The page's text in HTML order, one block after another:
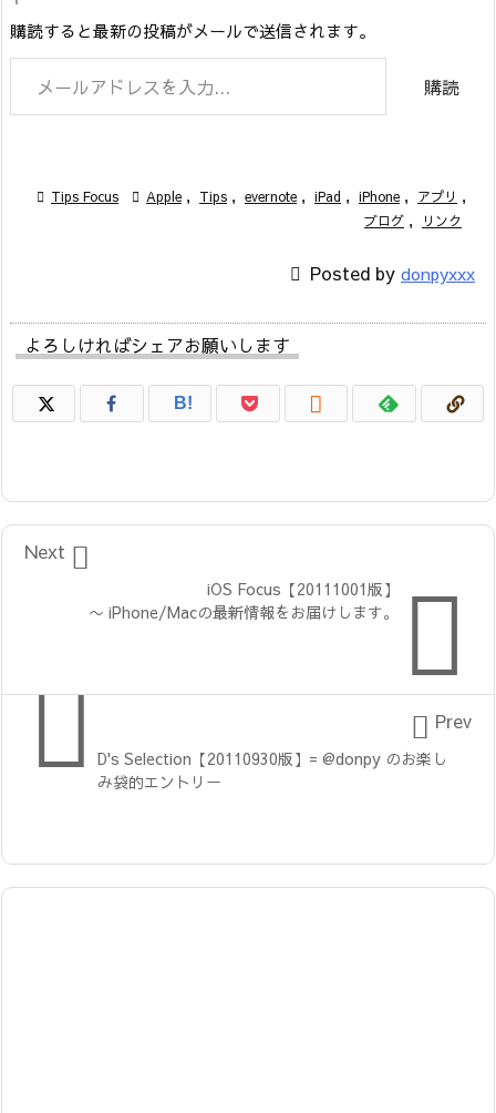
購読すると最新の投稿がメールで送信されます。
メールアドレスを入力...
購読
 Tips Focus  Apple , Tips , evernote , iPad , iPhone , アプリ ,
ブログ , リンク
 Posted by donpyxxx
よろしければシェアお願いします
B! 

iOS Focus【20111001版】
〜 iPhone/Macの最新情報をお届けします。

Next
D's Selection【20110930版】= @donpy のお楽し
み袋的エントリー
 Prev